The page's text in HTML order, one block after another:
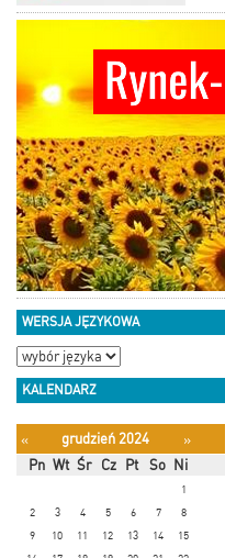
WERSJA JĘZYKOWA
KALENDARZ
« grudzień 2024
»
Pn Wt Śr Cz Pt So Ni
1
2
3 4 5 6 7
8
9
10 11 12 13 14
15